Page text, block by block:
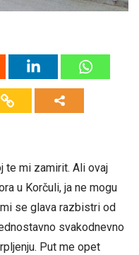
te mi zamirit. Ali ovaj
u Korčuli, ja ne mogu
se glava razbistri od
svakodnevno
Put me opet